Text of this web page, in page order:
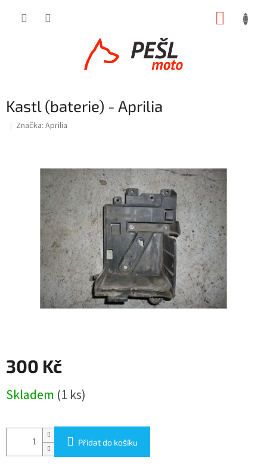
Kastl (baterie) - Aprilia
Značka: Aprilia
300 Kč
cena:
Skladem (1 ks)
Přidat do košíku